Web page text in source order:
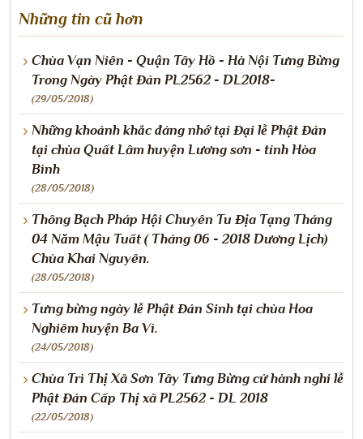
Những tin cũ hơn
Chùa Vạn Niên - Quận Tây Hồ - Hà Nội Tưng Bừng
Trong Ngày Phật Đản PL2562 - DL2018-
(29/05/2018)
Những khoảnh khắc đáng nhớ tại Đại lễ Phật Đản
tại chùa Quất Lâm huyện Lương sơn - tỉnh Hòa
Bình
(28/05/2018)
Thông Bạch Pháp Hội Chuyên Tu Địa Tạng Tháng
04 Năm Mậu Tuất ( Tháng 06 - 2018 Dương Lịch)
Chùa Khai Nguyên.
(28/05/2018)
Tưng bừng ngày lễ Phật Đản Sinh tại chùa Hoa
Nghiêm huyện Ba Vì.
(24/05/2018)
Chùa Trì Thị Xã Sơn Tây Tưng Bừng cử hành nghi lễ
Phật Đản Cấp Thị xã PL2562 - DL 2018
(22/05/2018)